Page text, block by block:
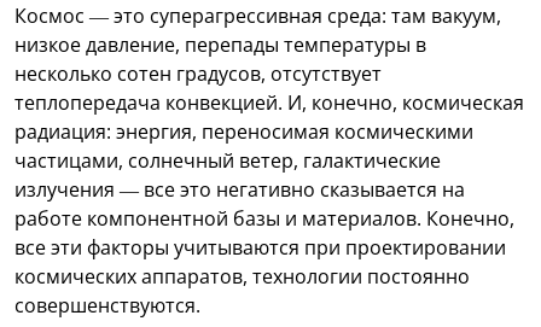
Космос — это суперагрессивная среда: там вакуум,
низкое давление, перепады температуры в
несколько сотен градусов, отсутствует
теплопередача конвекцией. И, конечно, космическая
радиация: энергия, переносимая космическими
частицами, солнечный ветер, галактические
излучения — все это негативно сказывается на
работе компонентной базы и материалов. Конечно,
все эти факторы учитываются при проектировании
космических аппаратов, технологии постоянно
совершенствуются.